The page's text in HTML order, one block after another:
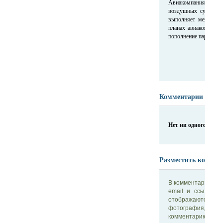
воздушных
выполняет
планах
пополнение
Комментарии
Нет ни
Разместить
В
email и